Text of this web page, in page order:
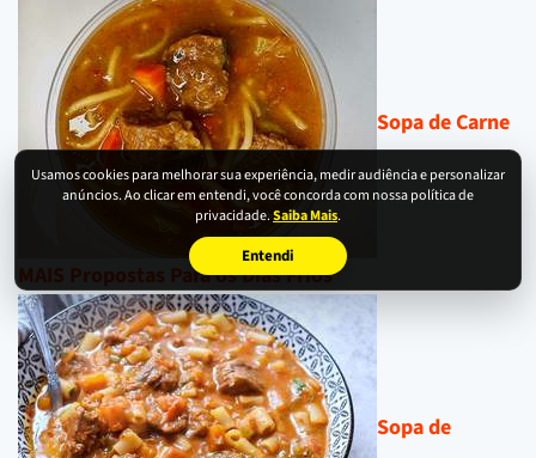
Usamos cookies para melhorar sua experiência, medir audiência e personalizar
anúncios. Ao clicar em entendi, você concorda com nossa política de
privacidade.Saiba Mais.
Entendi
Sopa de Carne
MAIS Propostas Para os Dias Frios
Sopa de